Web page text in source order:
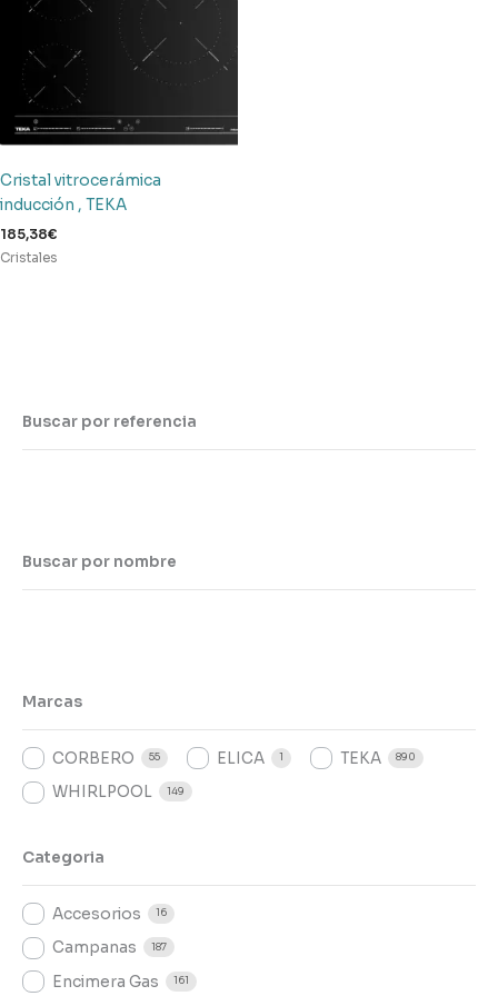
Buscar por referencia
Buscar por nombre
Marcas
CORBERO 55 ELICA 1 TEKA 890
WHIRLPOOL 149
Categoria
Accesorios 16
Campanas 187
Encimera Gas 161
Cristal vitrocerámica
inducción , TEKA
185,38€
Cristales